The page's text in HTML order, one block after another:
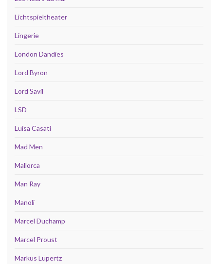
Lichtspieltheater
Lingerie
London Dandies
Lord Byron
Lord Savil
LSD
Luisa Casati
Mad Men
Mallorca
Man Ray
Manoli
Marcel Duchamp
Marcel Proust
Markus Lüpertz